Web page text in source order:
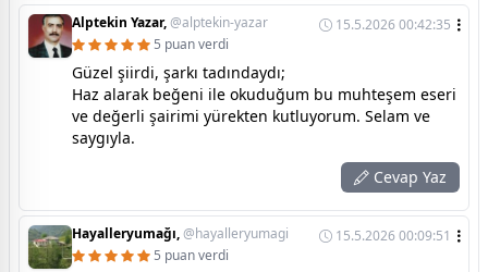
Alptekin Yazar,@alptekin-yazar
15.5.2026 00:42:35
5 puan verdi
Güzel şiirdi, şarkı tadındaydı;
Haz alarak beğeni ile okuduğum bu muhteşem eseri
ve değerli şairimi yürekten kutluyorum. Selam ve
saygıyla.
Cevap Yaz
Hayalleryumağı,@hayalleryumagi
15.5.2026 00:09:51
5 puan verdi